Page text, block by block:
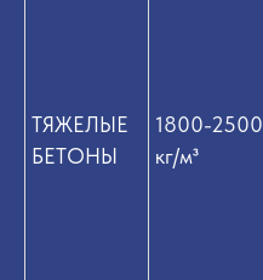
ТЯЖЕЛЫЕ
БЕТОНЫ
1800-2500
кг/м³